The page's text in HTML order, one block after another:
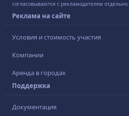
согласовываются с рекламодателем отдельно.
Реклама на сайте
Условия и стоимость участия
Компании
Аренда в городах
Поддержка
Документация